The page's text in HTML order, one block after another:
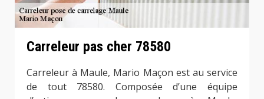
Carreleur pas cher 78580
Carreleur à Maule, Mario Maçon est au service
de tout 78580. Composée d’une équipe